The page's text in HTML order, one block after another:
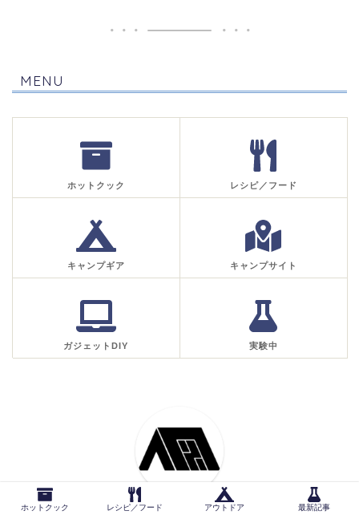
MENU
ホットクック レシピ／フード
キャンプギア キャンプサイト
ガジェットDIY 実験中
色[イロ]／雪[ユキ]／竹[タケ]
ホットクック レシピ／フード アウトドア 最新記事